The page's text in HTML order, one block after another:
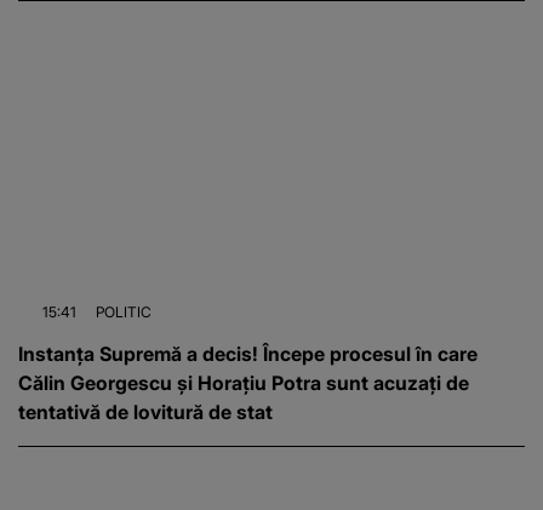
15:41 POLITIC
Instanța Supremă a decis! Începe procesul în care
Călin Georgescu și Horațiu Potra sunt acuzați de
tentativă de lovitură de stat